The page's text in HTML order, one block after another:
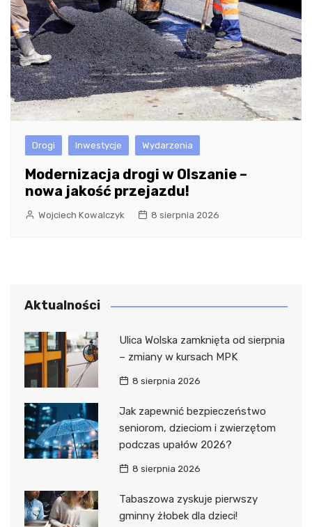
Drogi Inwestycje Wydarzenia
Modernizacja drogi w Olszanie –
nowa jakość przejazdu!
Wojciech Kowalczyk 8 sierpnia 2026
Aktualności
Ulica Wolska zamknięta od sierpnia
– zmiany w kursach MPK
8 sierpnia 2026
Jak zapewnić bezpieczeństwo
seniorom, dzieciom i zwierzętom
podczas upałów 2026?
8 sierpnia 2026
Tabaszowa zyskuje pierwszy
gminny żłobek dla dzieci!